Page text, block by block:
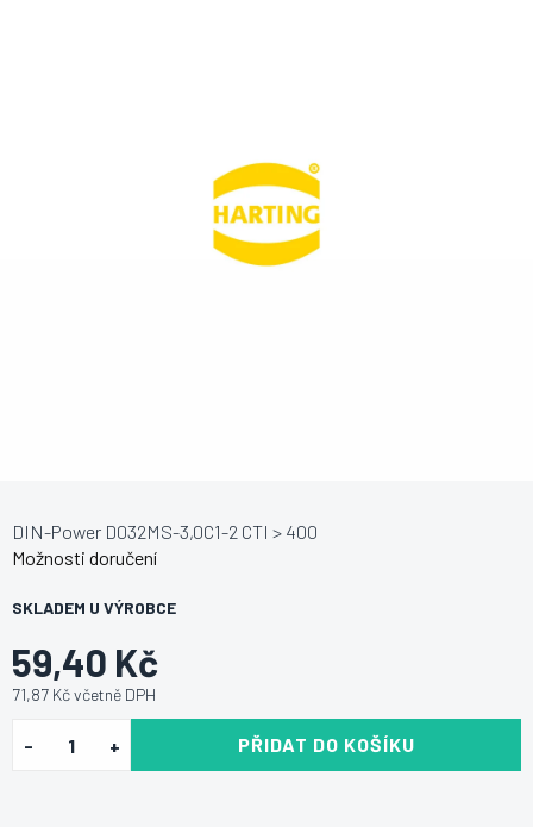
59,40 Kč
71,87 Kč včetně DPH
SKLADEM U VÝROBCE
Možnosti doručení
PŘIDAT DO KOŠÍKU
DIN-Power D032MS-3,0C1-2 CTI > 400